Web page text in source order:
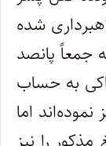
شده
جمعاً پانصد
به حساب
اما